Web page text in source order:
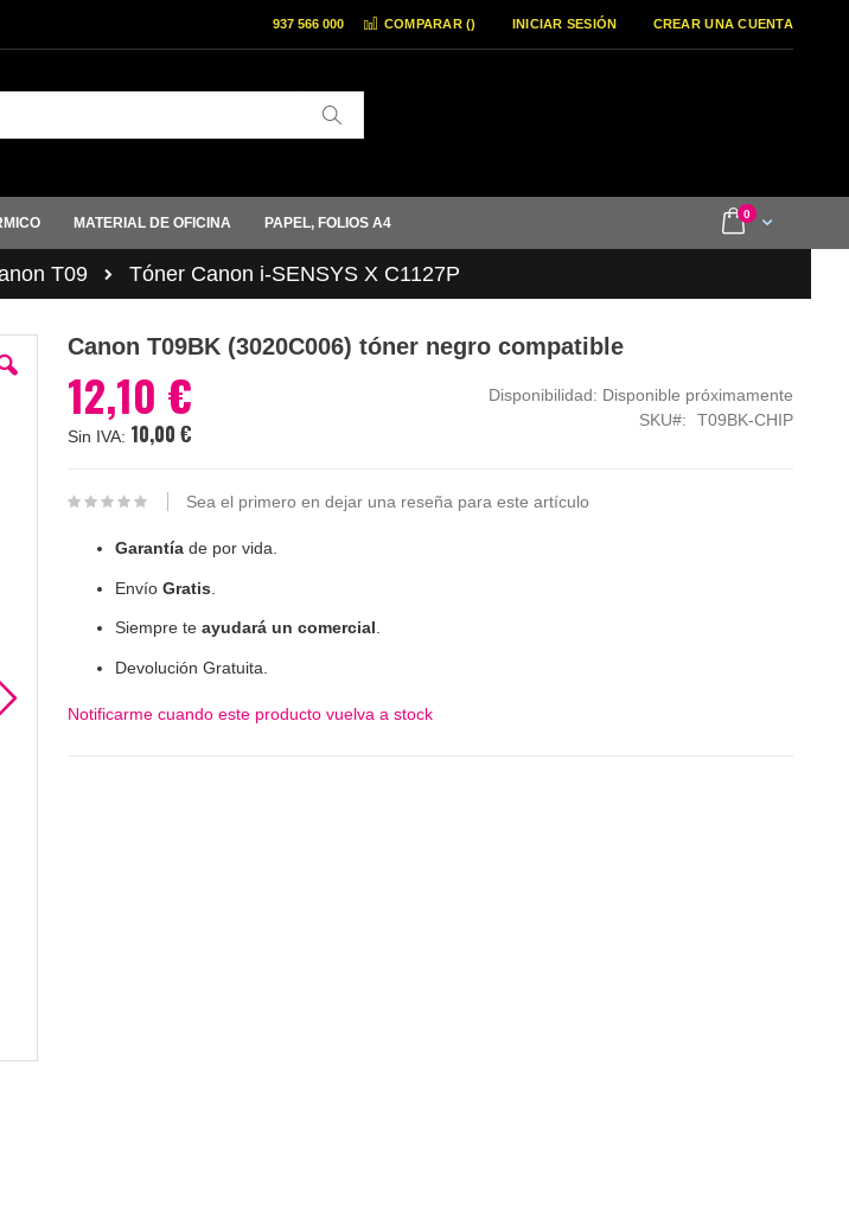
COMPARAR () INICIAR SESIÓN CREAR UNA CUENTA
937 566 000
Cart
0items
MATERIAL DE OFICINA PAPEL, FOLIOS A4
T09 Tóner Canon i-SENSYS X C1127P
Canon T09BK (3020C006) tóner negro compatible
12,10 €
10,00 €
Disponibilidad: Disponible próximamente
SKU
T09BK-CHIP
Sea el primero en dejar una reseña para este artículo
Garantíade por vida.
Envío Gratis
Siempre te ayudará un comercial.
Devolución Gratuita.
Notificarme cuando este producto vuelva a stock